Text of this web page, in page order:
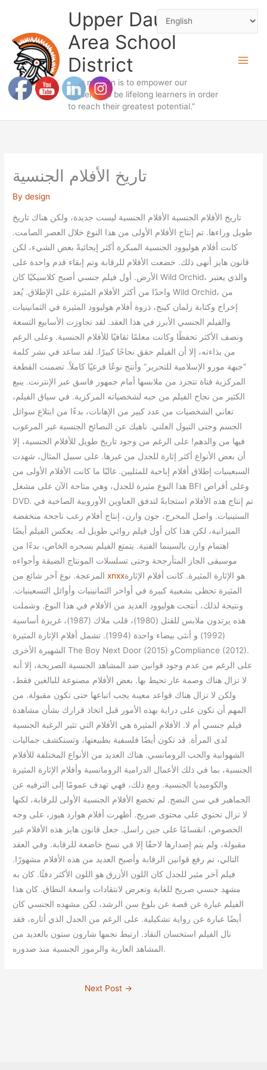
content
Upper Dauphin
Area School
District
“Our mission is to empower our
students to be lifelong learners in order
to reach their greatest potential.”
تاريخ الأفلام الجنسية
Bydesign
تاريخ الأفلام الجنسية الأفلام الجنسية ليست جديدة، ولكن هناك تاريخ
طويل وراءها. تم إنتاج الأفلام الأولى من هذا النوع خلال العصر الصامت.
كانت أفلام هوليوود الجنسية المبكرة أكثر إيحائيةً بعض الشيء، لكن
قانون هايز أنهى ذلك. خضعت الأفلام للرقابة وتم إبقاء قدم واحدة على
الأرض. أول فيلم جنسي أصبح كلاسيكيًا كان Wild Orchid، والذي يعتبر
واحدًا من أكثر الأفلام المثيرة على الإطلاق. يُعد Wild Orchid، من
إخراج وكتابة زلمان كينج، ذروة أفلام هوليوود المثيرة في الثمانينيات
والفيلم الجنسي الأبرز في هذا العقد. لقد تجاوزت الأسابيع التسعة
ونصف الأكثر تحفظًا وكانت معلمًا ثقافيًا للأفلام الجنسية. وعلى الرغم
من بذاءته، إلا أن الفيلم حقق نجاحًا كبيرًا. لقد ساعد في نشر كلمة
“جبهة مورو الإسلامية للتحرير” وأنتج نوعًا فرعيًا كاملاً. تضمنت القطعة
المركزية فتاة تتجرد من ملابسها أمام جمهور فاسق عبر الإنترنت. ينبع
الكثير من نجاح الفيلم من حبه لشخصياته المركزية. في سياق الفيلم،
تعاني الشخصيات من عدد كبير من الإهانات، بدءًا من ابتلاع سوائل
الجسم وحتى التبول العلني. ناهيك عن النصائح الجنسية غير المرغوب
فيها من والدهم! على الرغم من وجود تاريخ طويل للأفلام الجنسية، إلا
أن بعض الأنواع أكثر إثارة للجدل من غيرها. على سبيل المثال، شهدت
السبعينيات إطلاق أفلام إباحية للمثليين. غالبًا ما كانت الأفلام الأولى من
هذا النوع مثيرة للجدل، وهي متاحة الآن على مشغل BFI وعلى أقراص
DVD. تم إنتاج هذه الأفلام استجابةً لتدفق العناوين الأوروبية الصاخبة في
الستينيات. واصل المخرج، جون وارن، إنتاج أفلام رعب ناجحة منخفضة
الميزانية، لكن هذا كان أول فيلم روائي طويل له. يعكس الفيلم أيضًا
اهتمام وارن بالسينما الفنية. يتمتع الفيلم بسحره الخاص، بدءًا من
موسيقى الجاز المتأرجحة وحتى تسلسلات المونتاج الضيقة وأجواءه
المزعجة. نوع آخر شائع منxnxx هو الإثارة المثيرة. كانت أفلام الإثارة
المثيرة تحظى بشعبية كبيرة في أواخر الثمانينيات وأوائل التسعينيات.
ونتيجة لذلك، أنتجت هوليوود العديد من الأفلام في هذا النوع. وشملت
هذه يرتدون ملابس للقتل (1980)، قلب ملاك (1987)، غريزة أساسية
(1992) و أنثى بيضاء واحدة (1994).
تشمل أفلام الإثارة المثيرة
الشهيرة الأخرى The Boy Next Door (2015) وCompliance (2012).
على الرغم من عدم وجود قوانين ضد المشاهد الجنسية الصريحة، إلا أنه
لا تزال هناك وصمة عار تحيط بها. بعض الأفلام مصنوعة للبالغين فقط،
ولكن لا تزال هناك قواعد معينة يجب اتباعها حتى تكون مقبولة. من
المهم أن تكون على دراية بهذه الأمور قبل اتخاذ قرارك بشأن مشاهدة
فيلم جنسي أم لا. الأفلام المثيرة هي الأفلام التي تثير الرغبة الجنسية
لدى المرأة. قد تكون أيضًا فلسفية بطبيعتها، وتستكشف جماليات
الشهوانية والحب الرومانسي. هناك العديد من الأنواع المختلفة للأفلام
الجنسية، بما في ذلك الأعمال الدرامية الرومانسية وأفلام الإثارة المثيرة
والكوميديا الجنسية. ومع ذلك، فهي تهدف عمومًا إلى الترفيه عن
الجماهير في سن النضج. لم تخضع الأفلام الجنسية الأولى للرقابة، لكنها
لا تزال تحتوي على محتوى صريح. أظهرت أفلام هوارد هيوز، على وجه
الخصوص، انقسامًا على جين راسل. جعل قانون هايز هذه الأفلام غير
مقبولة، ولم يتم إصدارها لاحقًا إلا في نسخ خاضعة للرقابة. وفي العقد
التالي، تم رفع قوانين الرقابة وأصبح العديد من هذه الأفلام مشهورًا.
فيلم آخر مثير للجدل كان اللون الأزرق هو اللون الأكثر دفئًا. كان به
مشهد جنسي صريح للغاية وتعرض لانتقادات واسعة النطاق. كان هذا
الفيلم عبارة عن قصة عن بلوغ سن الرشد، لكن مشهده الجنسي كان
أيضًا عبارة عن رواية تشكيلية. على الرغم من الجدل الذي أثاره، فقد
نال الفيلم استحسان النقاد. ارتبط نجمها شارون ستون بالعديد من
المشاهد العارية والرموز الجنسية منذ صدوره.
Next Post →